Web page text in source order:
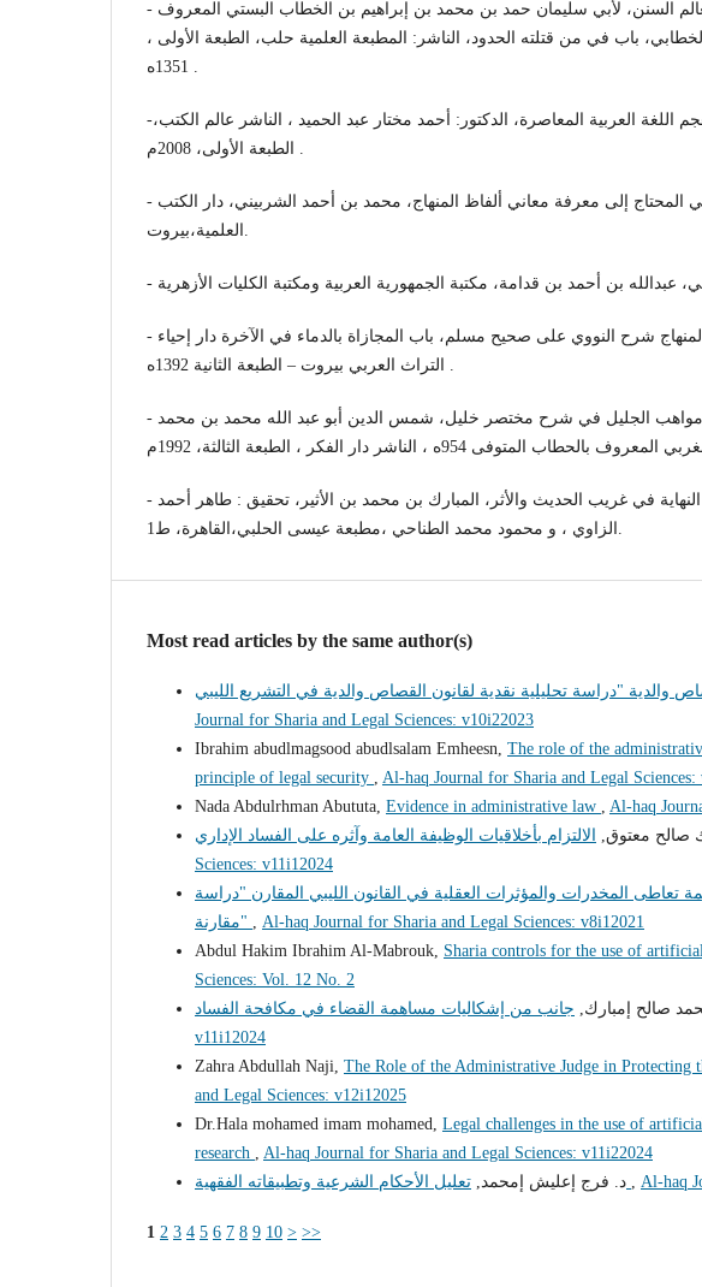
- معالم السنن، لأبي سليمان حمد بن محمد بن إبراهيم بن الخطاب البستي المعروف
باب في من قتلته الحدود، الناشر: المطبعة العلمية حلب، الطبعة الأولى ،
1351ه .
-معجم اللغة العربية المعاصرة، الدكتور: أحمد مختار عبد الحميد ، الناشر عالم الكتب،
الطبعة الأولى، 2008م .
- مغني المحتاج إلى معرفة معاني ألفاظ المنهاج، محمد بن أحمد الشربيني، دار الكتب
العلمية،بيروت.
- المنهاج شرح النووي على صحيح مسلم، باب المجازاة بالدماء في الآخرة دار إحياء
التراث العربي بيروت – الطبعة الثانية 1392ه .
- مواهب الجليل في شرح مختصر خليل، شمس الدين أبو عبد الله محمد بن محمد
- النهاية في غريب الحديث والأثر، المبارك بن محمد بن الأثير، تحقيق : طاهر أحمد
الزاوي ، و محمود محمد الطناحي ،مطبعة عيسى الحلبي،القاهرة، ط1.
Most read articles by the same author(s)
Journal for Sharia and Legal Sciences: v10i22023
Ibrahim abudlmagsood abudlsalam Emheesn, The role of the
principle of legal security , Al-haq Journal for Sharia and Legal Sciences:
Nada Abdulrhman Abututa, Evidence in administrative law , Al-haq
صالح معتوق,
Sciences: v11i12024
تعاطى المخدرات والمؤثرات العقلية في القانون الليبي المقارن "دراسة
مقارنة" , Al-haq Journal for Sharia and Legal Sciences: v8i12021
Abdul Hakim Ibrahim Al-Mabrouk, Sharia controls for the use of
Sciences: Vol. 12 No. 2
صالح إمبارك,
v11i12024
Zahra Abdullah Naji, The Role of the Administrative Judge in Protecting
and Legal Sciences: v12i12025
Dr.Hala mohamed imam mohamed, Legal challenges in the use of
research , Al-haq Journal for Sharia and Legal Sciences: v11i22024
د. فرج إعليش إمحمد, , Al-haq
1 2 3 4 5 6 7 8 9 10 > >>